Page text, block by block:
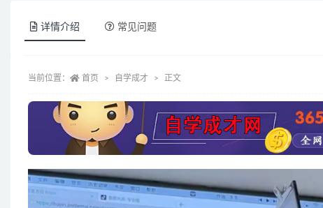
详情介绍 常见问题
当前位置： 首页 自学成才 正文